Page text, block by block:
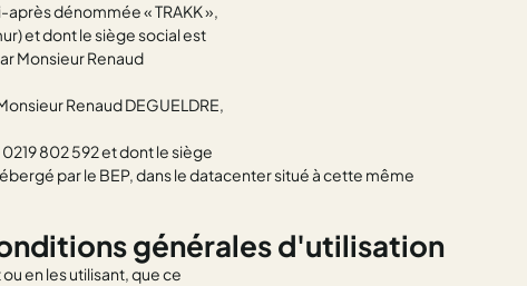
dénommée « TRAKK »,
et dont le siège social est
Monsieur Renaud
Renaud DEGUELDRE,
802 592 et dont le siège
par le BEP, dans le datacenter situé à cette même
générales d'utilisation
en les utilisant, que ce